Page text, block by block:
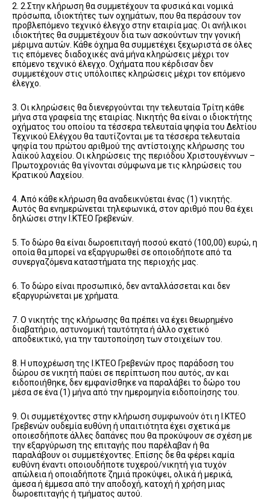
2. 2.Στην κλήρωση θα συμμετέχουν τα φυσικά και νομικά
πρόσωπα, ιδιοκτήτες των οχημάτων, που θα περάσουν τον
προβλεπόμενο τεχνικό έλεγχο στην εταιρία μας. Οι ανήλικοι
ιδιοκτήτες θα συμμετέχουν δια των ασκούντων την γονική
μέριμνα αυτών. Κάθε όχημα θα συμμετέχει ξεχωριστά σε όλες
τις επόμενες διαδοχικές ανά μήνα κληρώσεις μέχρι τον
επόμενο τεχνικό έλεγχο. Οχήματα που κέρδισαν δεν
συμμετέχουν στις υπόλοιπες κληρώσεις μέχρι τον επόμενο
έλεγχο.
3. Οι κληρώσεις θα διενεργούνται την τελευταία Τρίτη κάθε
μήνα στα γραφεία της εταιρίας. Νικητής θα είναι ο ιδιοκτήτης
οχήματος του οποίου τα τέσσερα τελευταία ψηφία του Δελτίου
Τεχνικού Ελέγχου θα ταυτίζονται με τα τέσσερα τελευταία
ψηφία του πρώτου αριθμού της αντίστοιχης κλήρωσης του
λαϊκού λαχείου. Οι κληρώσεις της περιόδου Χριστουγέννων –
Πρωτοχρονιάς θα γίνονται σύμφωνα με τις κληρώσεις του
Κρατικού Λαχείου.
4. Από κάθε κλήρωση θα αναδεικνύεται ένας (1) νικητής.
Αυτός θα ενημερώνεται τηλεφωνικά, στον αριθμό που θα έχει
δηλώσει στην Ι.ΚΤΕΟ Γρεβενών.
5. Το δώρο θα είναι δωροεπιταγή ποσού εκατό (100,00) ευρώ, η
οποία θα μπορεί να εξαργυρωθεί σε οποιοδήποτε από τα
συνεργαζόμενα καταστήματα της περιοχής μας.
6. Το δώρο είναι προσωπικό, δεν ανταλλάσσεται και δεν
εξαργυρώνεται με χρήματα.
7. Ο νικητής της κλήρωσης θα πρέπει να έχει θεωρημένο
διαβατήριο, αστυνομική ταυτότητα ή άλλο σχετικό
αποδεικτικό, για την ταυτοποίηση των στοιχείων του.
8. Η υποχρέωση της Ι.ΚΤΕΟ Γρεβενών προς παράδοση του
δώρου σε νικητή παύει σε περίπτωση που αυτός, αν και
ειδοποιήθηκε, δεν εμφανίσθηκε να παραλάβει το δώρο του
μέσα σε ένα (1) μήνα από την ημερομηνία ειδοποίησης του.
9. Οι συμμετέχοντες στην κλήρωση συμφωνούν ότι η Ι.ΚΤΕΟ
Γρεβενών ουδεμία ευθύνη ή υπαιτιότητα έχει σχετικά με
οποιεσδήποτε άλλες δαπάνες που θα προκύψουν σε σχέση με
την εξαργύρωση της επιταγής που παρέλαβαν ή θα
παραλάβουν οι συμμετέχοντες. Επίσης δε θα φέρει καμία
ευθύνη έναντι οποιουδήποτε τυχερού/νικητή για τυχόν
απώλεια ή οποιαδήποτε ζημιά προκύψει, ολικά ή μερικά,
άμεσα ή έμμεσα από την αποδοχή, κατοχή ή χρήση μιας
δωροεπιταγής ή τμήματος αυτού.